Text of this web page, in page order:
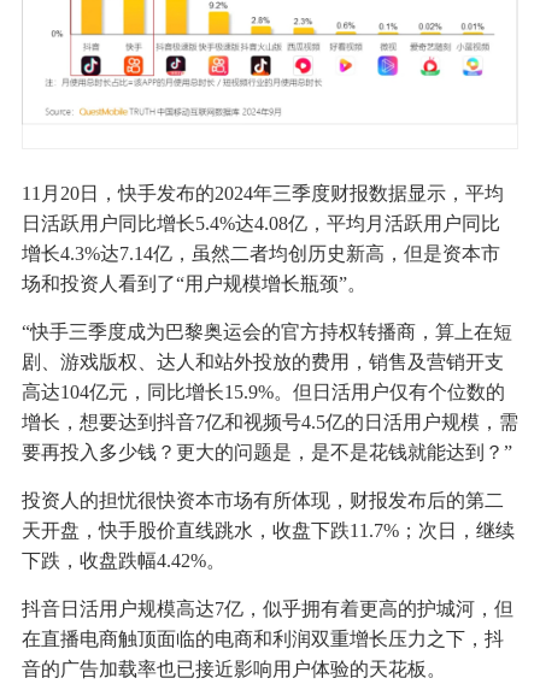
11月20日，快手发布的2024年三季度财报数据显示，平均
日活跃用户同比增长5.4%达4.08亿，平均月活跃用户同比
增长4.3%达7.14亿，虽然二者均创历史新高，但是资本市
场和投资人看到了“用户规模增长瓶颈”。
“快手三季度成为巴黎奥运会的官方持权转播商，算上在短
剧、游戏版权、达人和站外投放的费用，销售及营销开支
高达104亿元，同比增长15.9%。但日活用户仅有个位数的
增长，想要达到抖音7亿和视频号4.5亿的日活用户规模，需
要再投入多少钱？更大的问题是，是不是花钱就能达到？”
投资人的担忧很快资本市场有所体现，财报发布后的第二
天开盘，快手股价直线跳水，收盘下跌11.7%；次日，继续
下跌，收盘跌幅4.42%。
抖音日活用户规模高达7亿，似乎拥有着更高的护城河，但
在直播电商触顶面临的电商和利润双重增长压力之下，抖
音的广告加载率也已接近影响用户体验的天花板。